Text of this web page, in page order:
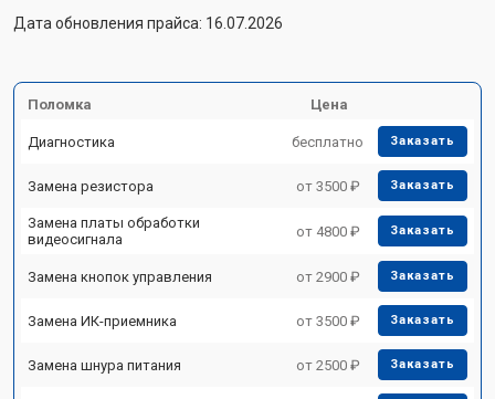
Дата обновления прайса: 16.07.2026
Поломка Цена
Диагностика бесплатно Заказать
Замена резистора от 3500 ₽ Заказать
Замена платы обработки
видеосигнала
от 4800 ₽ Заказать
Замена кнопок управления от 2900 ₽ Заказать
Замена ИК-приемника от 3500 ₽ Заказать
Замена шнура питания от 2500 ₽ Заказать